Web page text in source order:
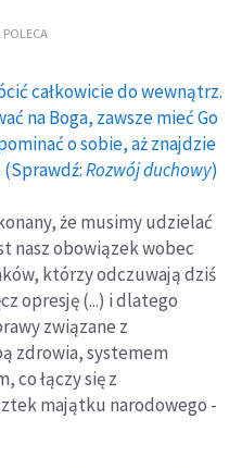
całkowicie do wewnątrz.
na Boga, zawsze mieć Go
o sobie, aż znajdzie
Rozwój duchowy)
że musimy udzielać
nasz obowiązek wobec
którzy odczuwają dziś
opresję (...) i dlatego
związane z
zdrowia, systemem
co łączy się z
majątku narodowego -